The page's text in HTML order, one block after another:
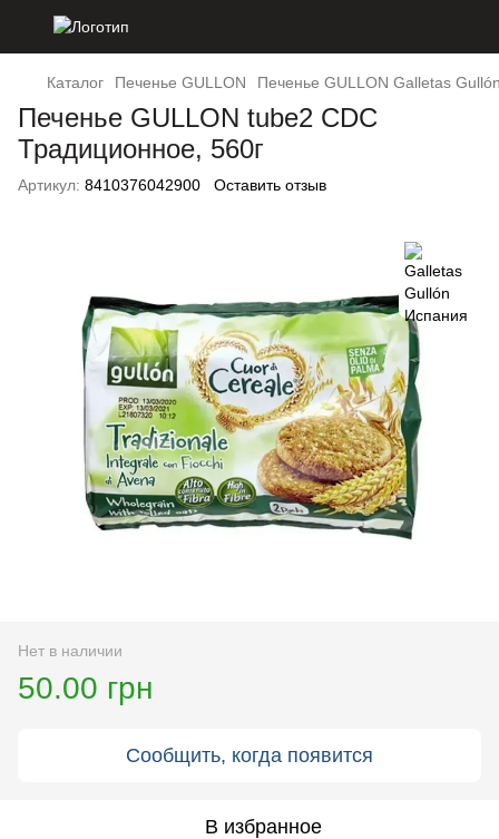
Каталог Печенье GULLON Печенье GULLON Galletas
Печенье GULLON tube2 CDC
Традиционное, 560г
Артикул: 8410376042900 Оставить отзыв
Нет в наличии
50.00 грн
Сообщить, когда появится
В избранное